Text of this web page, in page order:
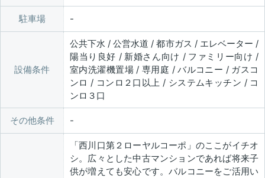
駐車場
設備条件
公共下水 / 公営水道 / 都市ガス / エレベーター /
陽当り良好 / 新婚さん向け / ファミリー向け /
室内洗濯機置場 / 専用庭 / バルコニー / ガスコ
ンロ / コンロ２口以上 / システムキッチン / コ
ンロ３口
その他条件
「西川口第２ローヤルコーポ」のここがイチオ
シ。広々とした中古マンションであれば将来子
供が増えても安心です。バルコニーをご活用い